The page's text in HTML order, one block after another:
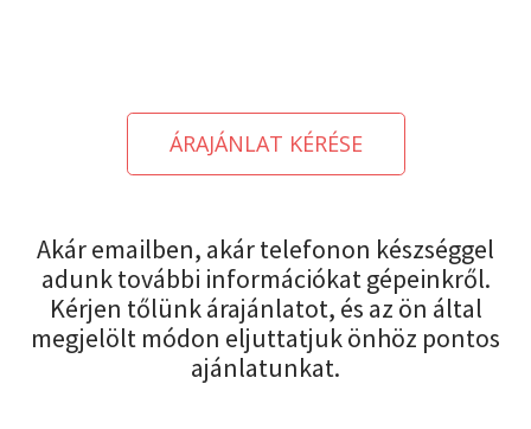
ÁRAJÁNLAT KÉRÉSE
Akár emailben, akár telefonon készséggel
adunk további információkat gépeinkről.
Kérjen tőlünk árajánlatot, és az ön által
megjelölt módon eljuttatjuk önhöz pontos
ajánlatunkat.